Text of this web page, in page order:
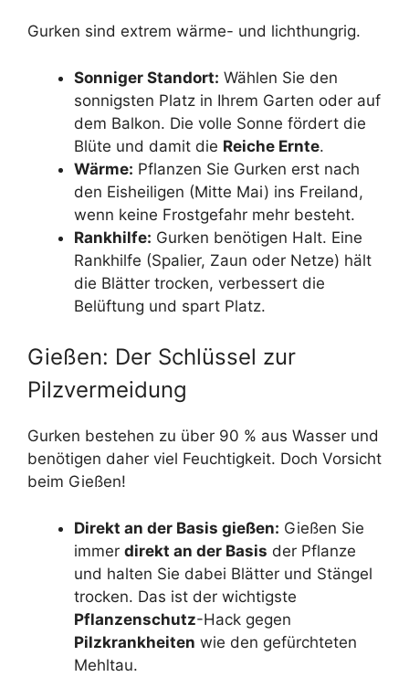
Gurken sind extrem wärme- und lichthungrig.
Sonniger Standort: Wählen Sie den
sonnigsten Platz in Ihrem Garten oder auf
dem Balkon. Die volle Sonne fördert die
Blüte und damit die Reiche Ernte.
Wärme: Pflanzen Sie Gurken erst nach
den Eisheiligen (Mitte Mai) ins Freiland,
wenn keine Frostgefahr mehr besteht.
Rankhilfe: Gurken benötigen Halt. Eine
Rankhilfe (Spalier, Zaun oder Netze) hält
die Blätter trocken, verbessert die
Belüftung und spart Platz.
Gießen: Der Schlüssel zur
Pilzvermeidung
Gurken bestehen zu über 90 % aus Wasser und
benötigen daher viel Feuchtigkeit. Doch Vorsicht
beim Gießen!
Direkt an der Basis gießen: Gießen Sie
immer direkt an der Basis der Pflanze
und halten Sie dabei Blätter und Stängel
trocken. Das ist der wichtigste
Pflanzenschutz-Hack gegen
Pilzkrankheiten wie den gefürchteten
Mehltau.